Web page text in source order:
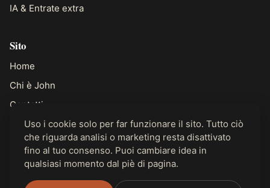
IA & Entrate extra
Sito
Home
Chi è John
Contatti
Legale
Privacy
Uso i cookie solo per far funzionare il sito. Tutto ciò
che riguarda analisi o marketing resta disattivato
fino al tuo consenso. Puoi cambiare idea in
qualsiasi momento dal piè di pagina.